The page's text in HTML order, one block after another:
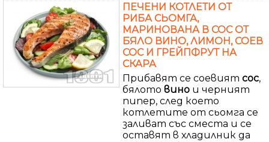
ПЕЧЕНИ КОТЛЕТИ ОТ
РИБА СЬОМГА,
МАРИНОВАНА В СОС ОТ
БЯЛО ВИНО, ЛИМОН, СОЕВ
СОС И ГРЕЙПФРУТ НА
СКАРА
Прибавят се соевият сос,
бялото вино и черният
пипер, след което
котлетите от сьомга се
заливат със сместа и се
оставят в хладилник да